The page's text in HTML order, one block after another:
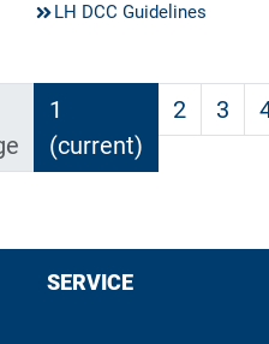
LH DCC Guidelines
1
(current)
2 3
SERVICE